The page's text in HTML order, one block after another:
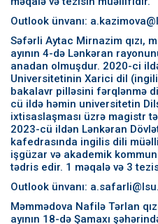
Outlook ünvanı:
Səfərli Aytac Mirnazim qızı,
ayının 4-də Lənkəran
anadan olmuşdur. 2020-ci
Universitetinin Xarici dil
bakalavr pilləsini fərqlənmə
cü ildə həmin universitetin
ixtisaslaşması üzrə magistr
2023-cü ildən Lənkəran
kafedrasında ingilis dili
işgüzar və akademik
tədris edir. 1 məqalə və 3
Outlook ünvanı:
Məmmədova Nafilə Tərlan
ayının 18-də Şamaxı